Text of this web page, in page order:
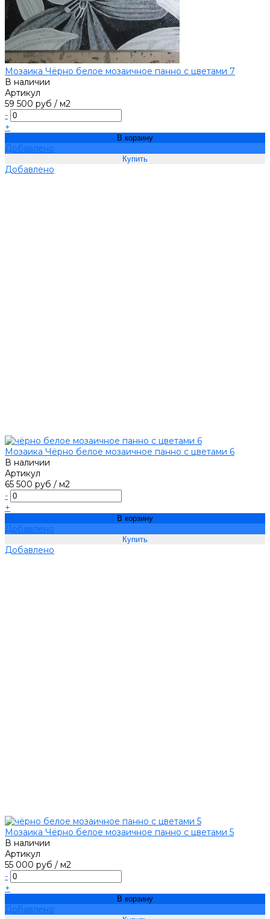
Мозаика Чёрно белое мозаичное панно с цветами 7
В наличии
Артикул
59 500 руб / м2
-
+
В корзину
Добавлено
Добавлено
Мозаика Чёрно белое мозаичное панно с цветами 6
В наличии
Артикул
65 500 руб / м2
-
+
В корзину
Добавлено
Добавлено
Мозаика Чёрно белое мозаичное панно с цветами 5
В наличии
Артикул
55 000 руб / м2
-
+
В корзину
Добавлено